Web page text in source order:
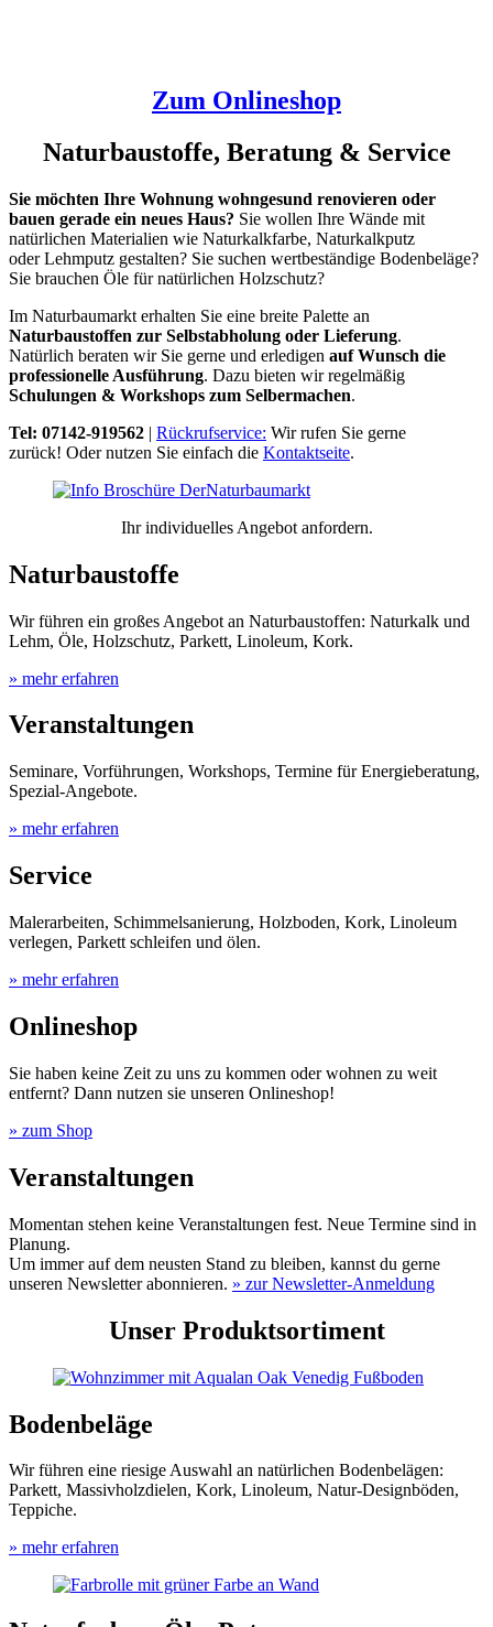
Zum Onlineshop
Naturbaustoffe, Beratung & Service
Sie möchten Ihre Wohnung wohngesund renovieren oder
bauen gerade ein neues Haus? Sie wollen Ihre Wände mit
natürlichen Materialien wie Naturkalkfarbe, Naturkalkputz
oder Lehmputz gestalten? Sie suchen wertbeständige Bodenbeläge?
Sie brauchen Öle für natürlichen Holzschutz?
Im Naturbaumarkt erhalten Sie eine breite Palette an
Naturbaustoffen zur Selbstabholung oder Lieferung.
Natürlich beraten wir Sie gerne und erledigen auf Wunsch die
professionelle Ausführung. Dazu bieten wir regelmäßig
Schulungen & Workshops zum Selbermachen.
Tel: 07142-919562 | Rückrufservice: Wir rufen Sie gerne
zurück! Oder nutzen Sie einfach die Kontaktseite.
Ihr individuelles Angebot anfordern.
Naturbaustoffe
Wir führen ein großes Angebot an Naturbaustoffen: Naturkalk und
Lehm, Öle, Holzschutz, Parkett, Linoleum, Kork.
» mehr erfahren
Veranstaltungen
Seminare, Vorführungen, Workshops, Termine für Energieberatung,
Spezial-Angebote.
» mehr erfahren
Service
Malerarbeiten, Schimmelsanierung, Holzboden, Kork, Linoleum
verlegen, Parkett schleifen und ölen.
» mehr erfahren
Onlineshop
Sie haben keine Zeit zu uns zu kommen oder wohnen zu weit
entfernt? Dann nutzen sie unseren Onlineshop!
» zum Shop
Veranstaltungen
Momentan stehen keine Veranstaltungen fest. Neue Termine sind in
Planung.
Um immer auf dem neusten Stand zu bleiben, kannst du gerne
unseren Newsletter abonnieren. » zur Newsletter-Anmeldung
Unser Produktsortiment
Bodenbeläge
Wir führen eine riesige Auswahl an natürlichen Bodenbelägen:
Parkett, Massivholzdielen, Kork, Linoleum, Natur-Designböden,
Teppiche.
» mehr erfahren